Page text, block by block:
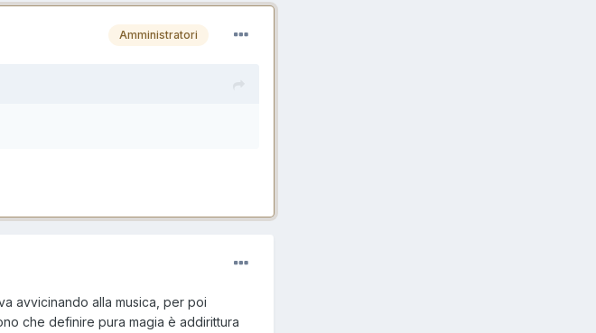
Amministratori
avvicinando alla musica, per poi
che definire pura magia è addirittura